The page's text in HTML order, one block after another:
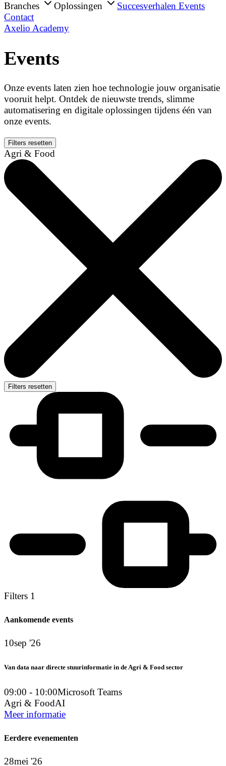
Branches Oplossingen Succesverhalen Events
Contact
Axelio Academy
Events
Onze events laten zien hoe technologie jouw organisatie
vooruit helpt. Ontdek de nieuwste trends, slimme
automatisering en digitale oplossingen tijdens één van
onze events.
Filters resetten
Agri & Food
Filters resetten
Filters 1
Aankomende events
10sep '26
Van data naar directe stuurinformatie in de Agri & Food sector
09:00 - 10:00Microsoft Teams
Agri & FoodAI
Meer informatie
Eerdere evenementen
28mei '26